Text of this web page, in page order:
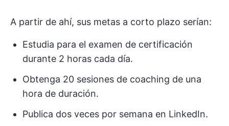
A partir de ahí, sus metas a corto plazo serían:
Estudia para el examen de certificación
durante 2 horas cada día.
Obtenga 20 sesiones de coaching de una
hora de duración.
Publica dos veces por semana en LinkedIn.